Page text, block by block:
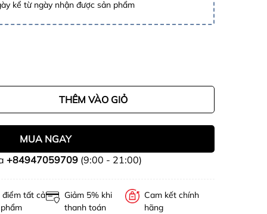
kể từ ngày nhận được sản phẩm
THÊM VÀO GIỎ
MUA NGAY
+84947059709(9:00 - 21:00)
điểm tất cả
Giảm 5% khi
thanh toán
Cam kết chính
hãng